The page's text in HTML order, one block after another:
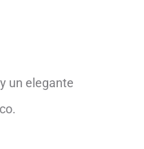
un elegante